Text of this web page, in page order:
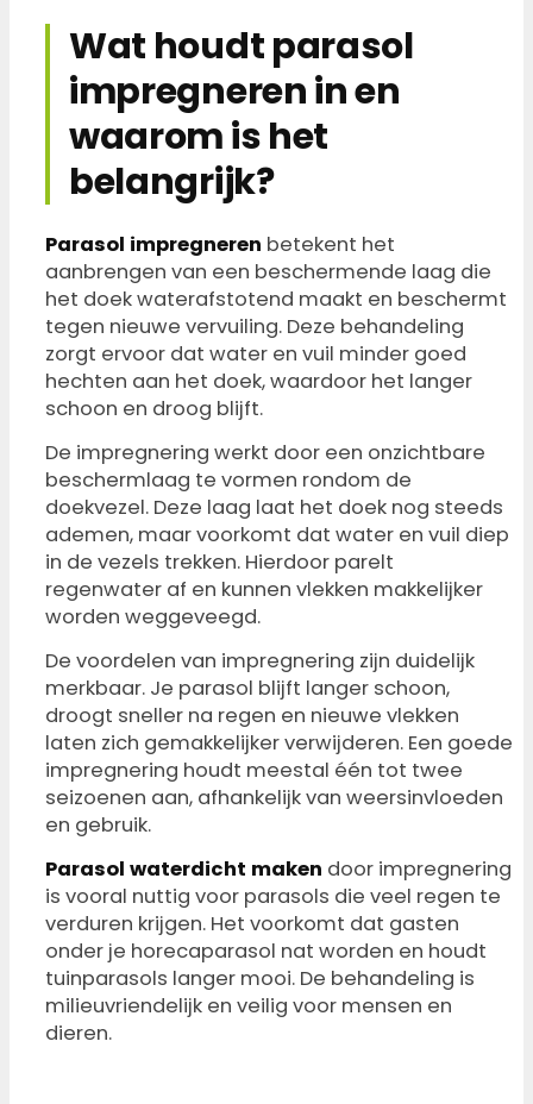
Wat houdt parasol
impregneren in en
waarom is het
belangrijk?
Parasol impregneren betekent het
aanbrengen van een beschermende laag die
het doek waterafstotend maakt en beschermt
tegen nieuwe vervuiling. Deze behandeling
zorgt ervoor dat water en vuil minder goed
hechten aan het doek, waardoor het langer
schoon en droog blijft.
De impregnering werkt door een onzichtbare
beschermlaag te vormen rondom de
doekvezel. Deze laag laat het doek nog steeds
ademen, maar voorkomt dat water en vuil diep
in de vezels trekken. Hierdoor parelt
regenwater af en kunnen vlekken makkelijker
worden weggeveegd.
De voordelen van impregnering zijn duidelijk
merkbaar. Je parasol blijft langer schoon,
droogt sneller na regen en nieuwe vlekken
laten zich gemakkelijker verwijderen. Een goede
impregnering houdt meestal één tot twee
seizoenen aan, afhankelijk van weersinvloeden
en gebruik.
Parasol waterdicht maken door impregnering
is vooral nuttig voor parasols die veel regen te
verduren krijgen. Het voorkomt dat gasten
onder je horecaparasol nat worden en houdt
tuinparasols langer mooi. De behandeling is
milieuvriendelijk en veilig voor mensen en
dieren.